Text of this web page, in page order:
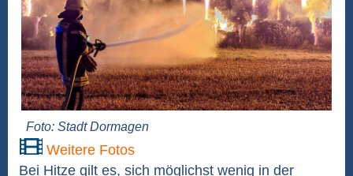
Foto: Stadt Dormagen
Weitere Fotos
Bei Hitze gilt es, sich möglichst wenig in der